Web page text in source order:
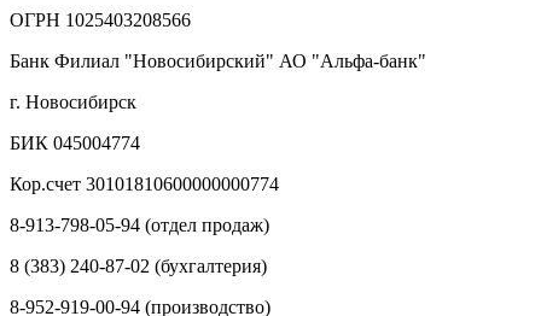
ОГРН 1025403208566
Банк Филиал "Новосибирский" АО "Альфа-банк"
г. Новосибирск
БИК 045004774
Кор.счет 30101810600000000774
8-913-798-05-94 (отдел продаж)
8 (383) 240-87-02 (бухгалтерия)
8-952-919-00-94 (производство)